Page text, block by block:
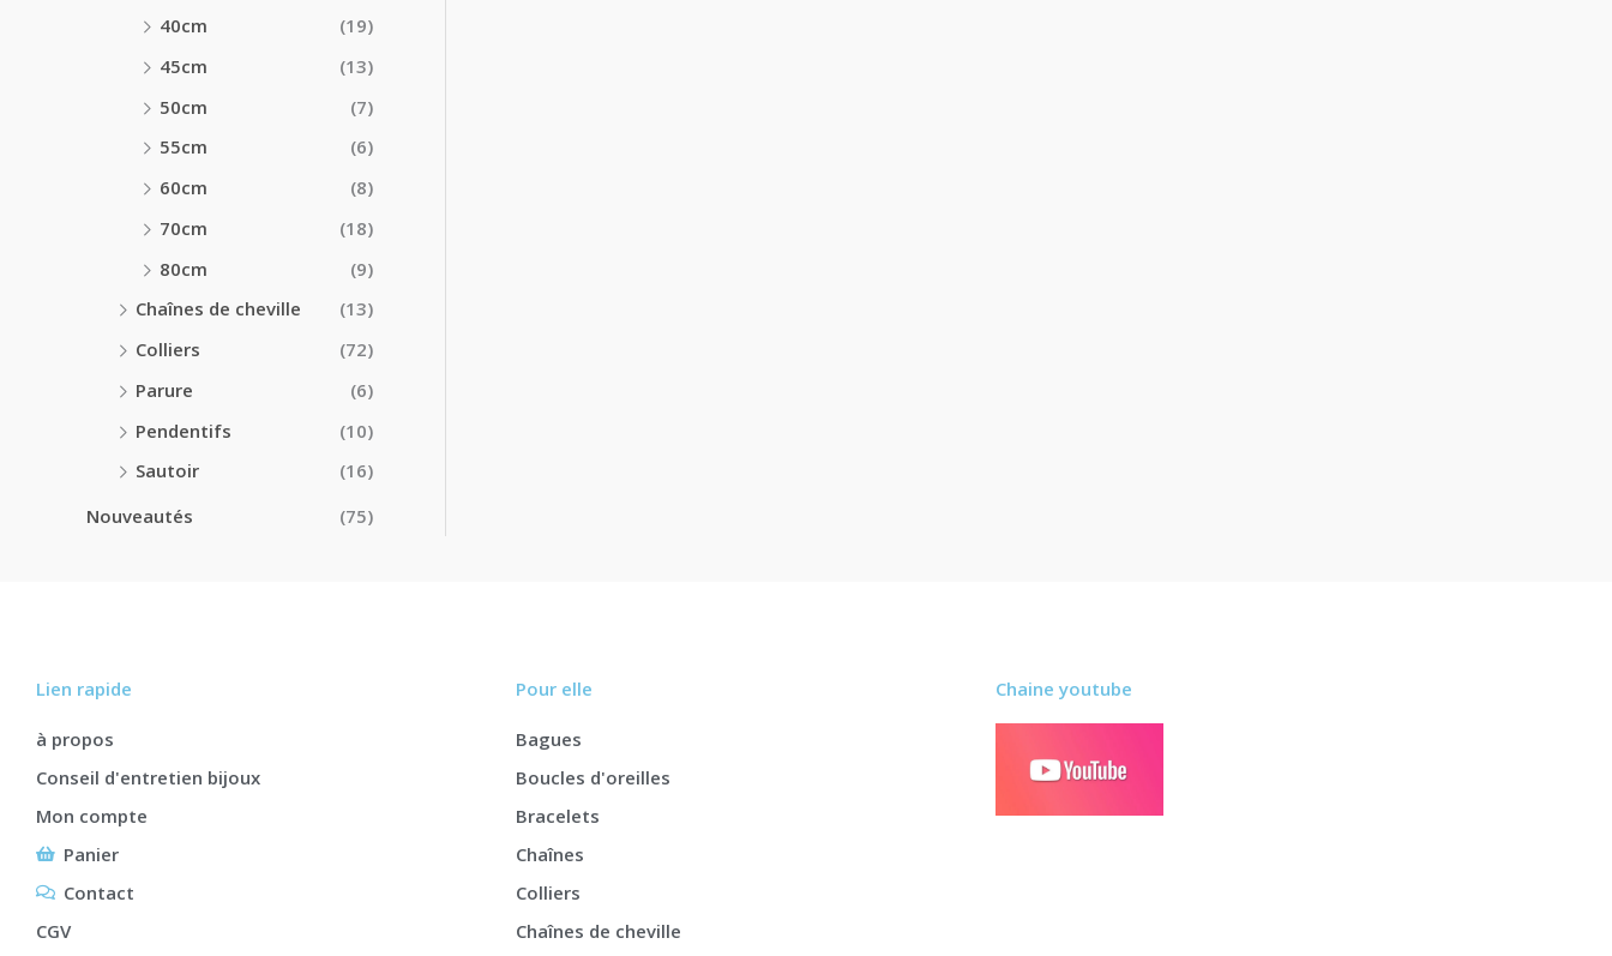
40cm
(19)
45cm
(13)
50cm
(7)
55cm
(6)
60cm
(8)
70cm
(18)
80cm
(9)
Chaînes de cheville
(13)
Colliers
(72)
Parure
(6)
Pendentifs
(10)
Sautoir
(16)
Nouveautés
(75)
Lien rapide
à propos
Conseil d'entretien bijoux
Mon compte
Panier
Contact
CGV
Pour elle
Bagues
Boucles d'oreilles
Bracelets
Chaînes
Colliers
Chaînes de cheville
Chaine youtube